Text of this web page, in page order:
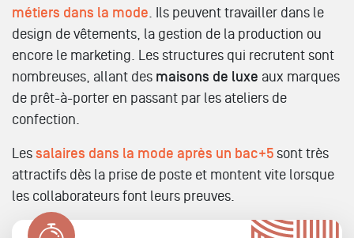
métiers dans la mode . Ils peuvent travailler dans le
design de vêtements, la gestion de la production ou
encore le marketing. Les structures qui recrutent sont
nombreuses, allant des maisons de luxe aux marques
de prêt-à-porter en passant par les ateliers de
confection.
Les salaires dans la mode après un bac+5 sont très
attractifs dès la prise de poste et montent vite lorsque
les collaborateurs font leurs preuves.